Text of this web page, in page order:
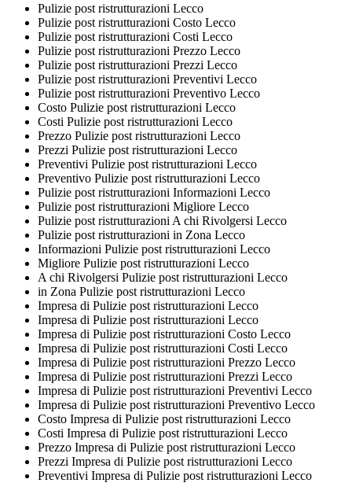
Pulizie post ristrutturazioni Lecco
Pulizie post ristrutturazioni Costo Lecco
Pulizie post ristrutturazioni Costi Lecco
Pulizie post ristrutturazioni Prezzo Lecco
Pulizie post ristrutturazioni Prezzi Lecco
Pulizie post ristrutturazioni Preventivi Lecco
Pulizie post ristrutturazioni Preventivo Lecco
Costo Pulizie post ristrutturazioni Lecco
Costi Pulizie post ristrutturazioni Lecco
Prezzo Pulizie post ristrutturazioni Lecco
Prezzi Pulizie post ristrutturazioni Lecco
Preventivi Pulizie post ristrutturazioni Lecco
Preventivo Pulizie post ristrutturazioni Lecco
Pulizie post ristrutturazioni Informazioni Lecco
Pulizie post ristrutturazioni Migliore Lecco
Pulizie post ristrutturazioni A chi Rivolgersi Lecco
Pulizie post ristrutturazioni in Zona Lecco
Informazioni Pulizie post ristrutturazioni Lecco
Migliore Pulizie post ristrutturazioni Lecco
A chi Rivolgersi Pulizie post ristrutturazioni Lecco
in Zona Pulizie post ristrutturazioni Lecco
Impresa di Pulizie post ristrutturazioni Lecco
Impresa di Pulizie post ristrutturazioni Lecco
Impresa di Pulizie post ristrutturazioni Costo Lecco
Impresa di Pulizie post ristrutturazioni Costi Lecco
Impresa di Pulizie post ristrutturazioni Prezzo Lecco
Impresa di Pulizie post ristrutturazioni Prezzi Lecco
Impresa di Pulizie post ristrutturazioni Preventivi Lecco
Impresa di Pulizie post ristrutturazioni Preventivo Lecco
Costo Impresa di Pulizie post ristrutturazioni Lecco
Costi Impresa di Pulizie post ristrutturazioni Lecco
Prezzo Impresa di Pulizie post ristrutturazioni Lecco
Prezzi Impresa di Pulizie post ristrutturazioni Lecco
Preventivi Impresa di Pulizie post ristrutturazioni Lecco